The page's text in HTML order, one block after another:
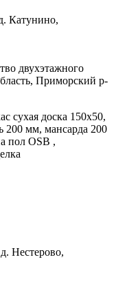
Катунино,
двухэтажного
Приморский р-
сухая доска 150х50,
200 мм, мансарда 200
пол OSB ,
Нестерово,